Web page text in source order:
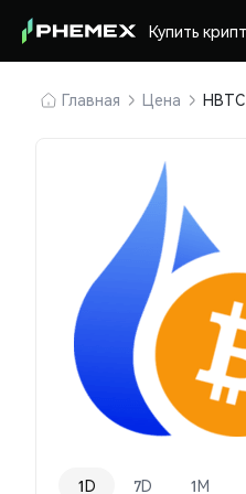
Купить
Главная Цена
1D 7D 1M